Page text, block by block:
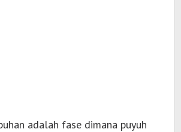
adalah fase dimana puyuh